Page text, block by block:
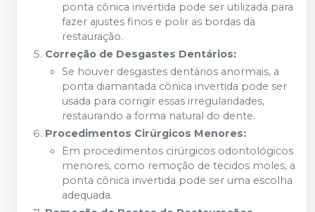
ponta cônica invertida pode ser utilizada para
fazer ajustes finos e polir as bordas da
restauração.
Correção de Desgastes Dentários:
Se houver desgastes dentários anormais, a
ponta diamantada cônica invertida pode ser
usada para corrigir essas irregularidades,
restaurando a forma natural do dente.
Procedimentos Cirúrgicos Menores:
Em procedimentos cirúrgicos odontológicos
menores, como remoção de tecidos moles, a
ponta cônica invertida pode ser uma escolha
adequada.